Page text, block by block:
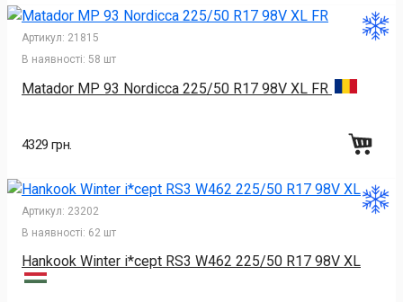
Артикул: 21815
В наявності: 58 шт
Matador MP 93 Nordicca 225/50 R17 98V XL FR
4329 грн.
Артикул: 23202
В наявності: 62 шт
Hankook Winter i*cept RS3 W462 225/50 R17 98V XL